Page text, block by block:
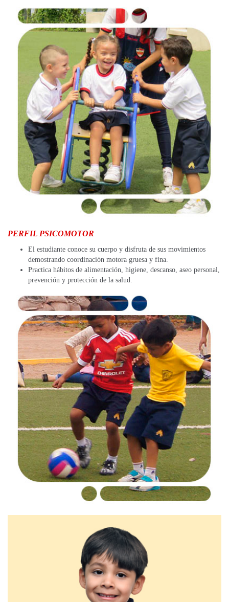
PERFIL PSICOMOTOR
El estudiante conoce su cuerpo y disfruta de sus movimientos
demostrando coordinación motora gruesa y fina.
Practica hábitos de alimentación, higiene, descanso, aseo personal,
prevención y protección de la salud.